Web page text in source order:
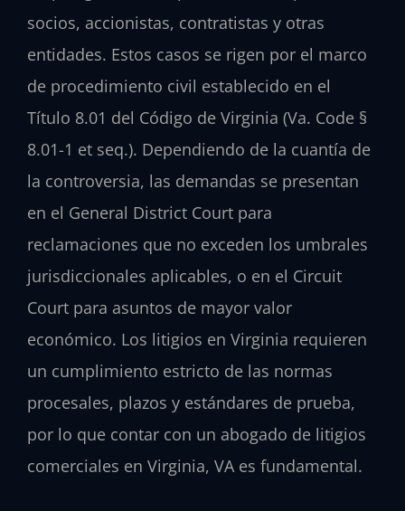
socios, accionistas, contratistas y otras
entidades. Estos casos se rigen por el marco
de procedimiento civil establecido en el
Título 8.01 del Código de Virginia (Va. Code §
8.01-1 et seq.). Dependiendo de la cuantía de
la controversia, las demandas se presentan
en el General District Court para
reclamaciones que no exceden los umbrales
jurisdiccionales aplicables, o en el Circuit
Court para asuntos de mayor valor
económico. Los litigios en Virginia requieren
un cumplimiento estricto de las normas
procesales, plazos y estándares de prueba,
por lo que contar con un abogado de litigios
comerciales en Virginia, VA es fundamental.